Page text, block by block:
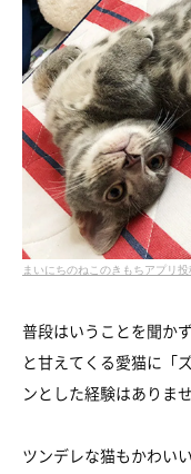
まいにちのねこのきもちアプリ投
普段はいうことを聞か
と甘えてくる愛猫に
ンとした経験はありま
ツンデレな猫もかわい